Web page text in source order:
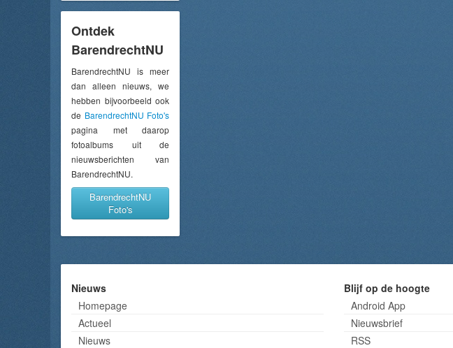
Ontdek
BarendrechtNU
BarendrechtNU is meer
dan alleen nieuws, we
hebben bijvoorbeeld ook
de BarendrechtNU Foto's
pagina met daarop
fotoalbums uit de
nieuwsberichten van
BarendrechtNU.
BarendrechtNU
Foto's
Nieuws
Homepage
Actueel
Nieuws
Blijf op de hoogte
Android App
Nieuwsbrief
RSS